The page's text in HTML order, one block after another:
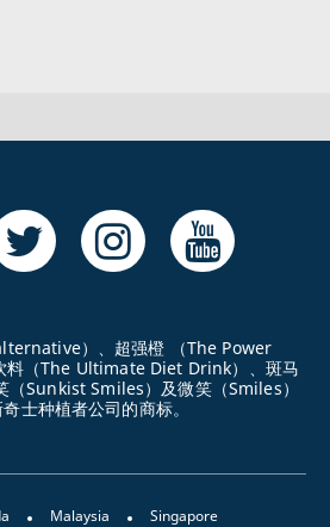
）、超强橙 （The Power
料（The Ultimate Diet Drink）、斑马
（Sunkist Smiles）及微笑（Smiles）
士种植者公司的商标。
Malaysia Singapore